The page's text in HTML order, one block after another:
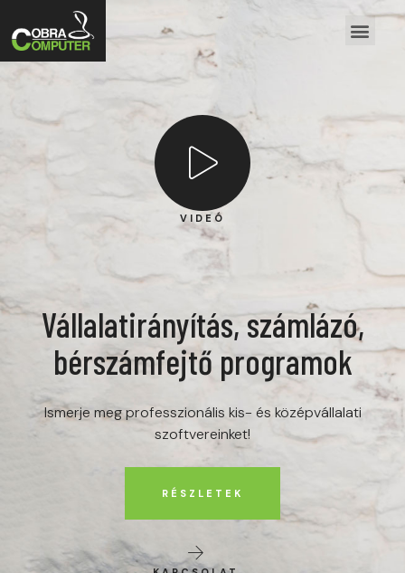
Vállalatirányítás, számlázó,
bérszámfejtő programok
Ismerje meg professzionális kis- és középvállalati
szoftvereinket!
RÉSZLETEK
VIDEÓ